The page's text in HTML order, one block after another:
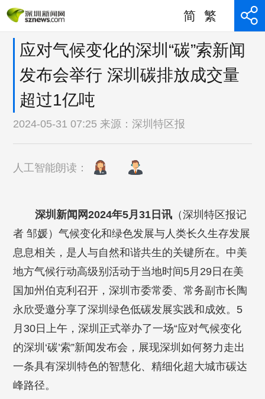
简 繁
应对气候变化的深圳“碳”索新闻
发布会举行 深圳碳排放成交量
超过1亿吨
2024-05-31 07:25 来源：深圳特区报
人工智能朗读：
深圳新闻网2024年5月31日讯（深圳特区报记
者 邹媛）气候变化和绿色发展与人类长久生存发展
息息相关，是人与自然和谐共生的关键所在。中美
地方气候行动高级别活动于当地时间5月29日在美
国加州伯克利召开，深圳市委常委、常务副市长陶
永欣受邀分享了深圳绿色低碳发展实践和成效。5
月30日上午，深圳正式举办了一场“应对气候变化
的深圳‘碳’索”新闻发布会，展现深圳如何努力走出
一条具有深圳特色的智慧化、精细化超大城市碳达
峰路径。